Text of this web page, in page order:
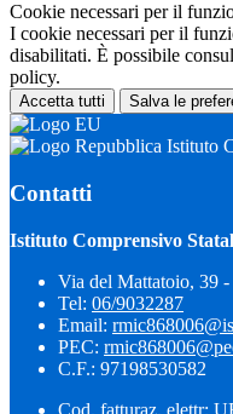
Cookie necessari per il
I cookie necessari per il
disabilitati. È possibile
policy.
Accetta tutti Salva le
Istituto
Contatti
Istituto Comprensivo
Via del Mattatoio, 39
Tel: 06/9032287
Email:
PEC:
C.F.: 97198530582
Cod. fatturaz. elettr: